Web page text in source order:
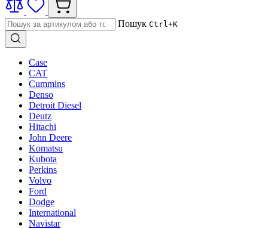
Пошук Ctrl+K
Case
CAT
Cummins
Denso
Detroit Diesel
Deutz
Hitachi
John Deere
Komatsu
Kubota
Perkins
Volvo
Ford
Dodge
International
Navistar